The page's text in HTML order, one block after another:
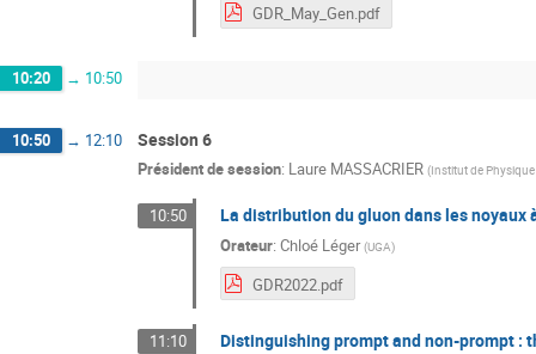
GDR_May_Gen.pdf
10:20 → 10:50
10:50 → 12:10 Session 6
Président de session: Laure MASSACRIER (Institut de
10:50 La distribution du gluon dans les noyaux
Orateur: Chloé Léger (UGA)
GDR2022.pdf
11:10 Distinguishing prompt and non-prompt :